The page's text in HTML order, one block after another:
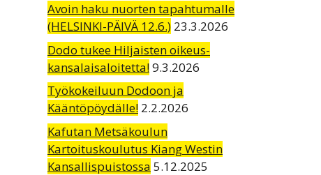
Avoin haku nuorten tapahtumalle
(HELSINKI-PÄIVÄ 12.6.) 23.3.2026
Dodo tukee Hiljaisten oikeus-
kansalaisaloitetta!9.3.2026
Työkokeiluun Dodoon ja
Kääntöpöydälle! 2.2.2026
Kafutan Metsäkoulun
Kartoituskoulutus Kiang Westin
Kansallispuistossa 5.12.2025